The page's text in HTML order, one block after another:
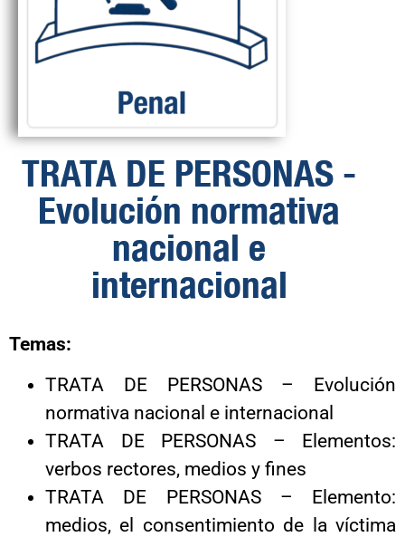
TRATA DE PERSONAS -
Evolución normativa
nacional e
internacional
Temas:
TRATA DE PERSONAS – Evolución
normativa nacional e internacional
TRATA DE PERSONAS – Elementos:
verbos rectores, medios y fines
TRATA DE PERSONAS – Elemento:
medios, el consentimiento de la víctima